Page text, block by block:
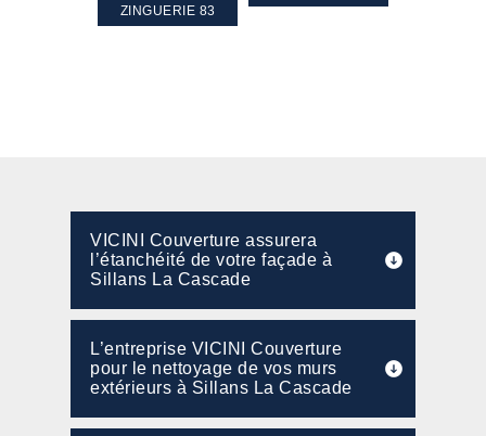
ZINGUERIE 83
VICINI Couverture assurera
l’étanchéité de votre façade à
Sillans La Cascade
L’entreprise VICINI Couverture
pour le nettoyage de vos murs
extérieurs à Sillans La Cascade